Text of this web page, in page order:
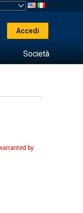
Accedi
Società
by